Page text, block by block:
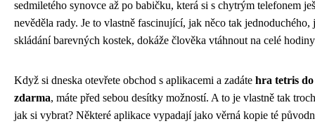
sedmiletého synovce až po babičku, která si s chytrým telefonem
nevěděla rady. Je to vlastně fascinující, jak něco tak jednoduchého,
skládání barevných kostek, dokáže člověka vtáhnout na celé
Když si dneska otevřete obchod s aplikacemi a zadáte hra tetris
zdarma, máte před sebou desítky možností. A to je vlastně tak
jak si vybrat? Některé aplikace vypadají jako věrná kopie té